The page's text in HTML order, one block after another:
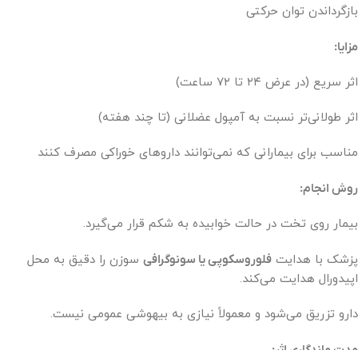
بازگرداندن توان حرکتی
مزایا:
اثر سریع (در عرض ۲۴ تا ۷۲ ساعت)
اثر طولانی‌تر نسبت به آمپول عضلانی (تا چند هفته)
مناسب برای بیمارانی که نمی‌توانند داروهای خوراکی مصرف کنند
روش انجام:
بیمار روی تخت در حالت خوابیده به شکم قرار می‌گیرد.
پزشک با هدایت فلوروسکوپی یا سونوگرافی سوزن را دقیق به محل
اپیدورال هدایت می‌کند.
دارو تزریق می‌شود و معمولاً نیازی به بیهوشی عمومی نیست.